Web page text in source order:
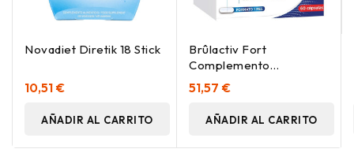
Novadiet Diretik 18 Stick
10,51 €
AÑADIR AL CARRITO
Brûlactiv Fort
Complemento
Alimenticio 60 Cápsulas
51,57 €
AÑADIR AL CARRITO